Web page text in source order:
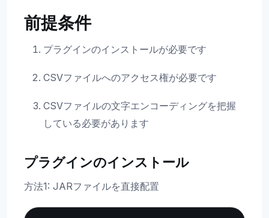
前提条件
プラグインのインストールが必要です
CSVファイルへのアクセス権が必要です
CSVファイルの文字エンコーディングを把握
している必要があります
プラグインのインストール
方法1: JARファイルを直接配置